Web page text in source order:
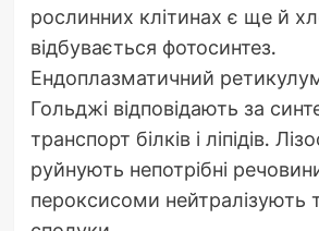
рослинних клітинах є ще й
відбувається фотосинтез.
Ендоплазматичний
Гольджі відповідають за
транспорт білків і ліпідів.
руйнують непотрібні
пероксисоми нейтралізують